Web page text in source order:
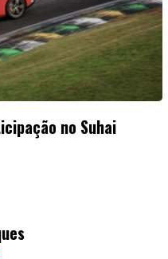
no Suhai